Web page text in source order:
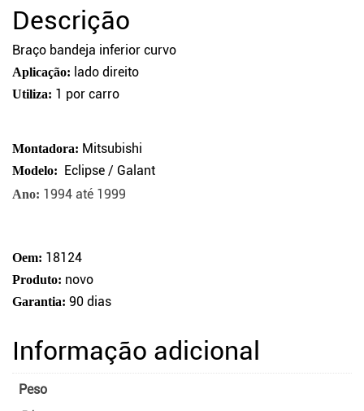
Descrição
Braço bandeja inferior curvo
Aplicação: lado direito
Utiliza: 1 por carro
Montadora: Mitsubishi
Modelo: Eclipse / Galant
Ano: 1994 até 1999
Oem: 18124
Produto: novo
Garantia: 90 dias
Informação adicional
Peso